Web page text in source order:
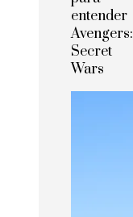
entender
Avengers:
Secret
Wars